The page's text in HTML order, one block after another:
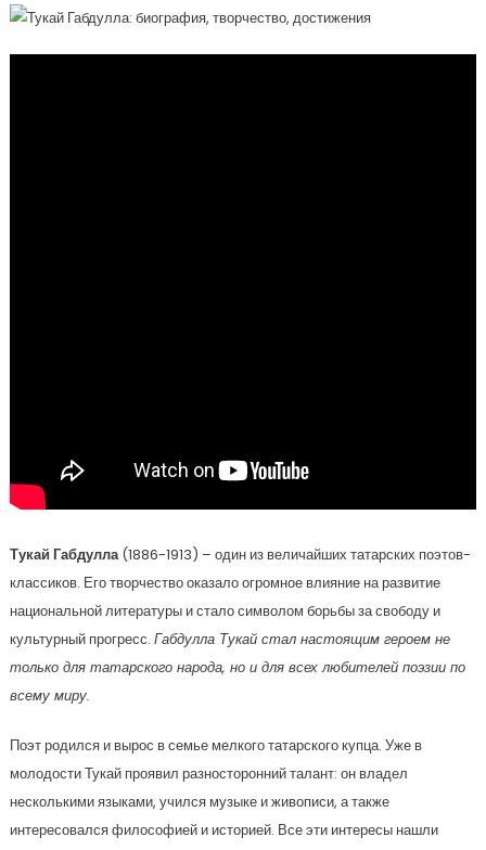
Тукай Габдулла(1886-1913) – один из величайших татарских поэтов-
классиков. Его творчество оказало огромное влияние на развитие
национальной литературы и стало символом борьбы за свободу и
культурный прогресс. Габдулла Тукай стал настоящим героем не
только для татарского народа, но и для всех любителей поэзии по
всему миру.
Поэт родился и вырос в семье мелкого татарского купца. Уже в
молодости Тукай проявил разносторонний талант: он владел
несколькими языками, учился музыке и живописи, а также
интересовался философией и историей. Все эти интересы нашли